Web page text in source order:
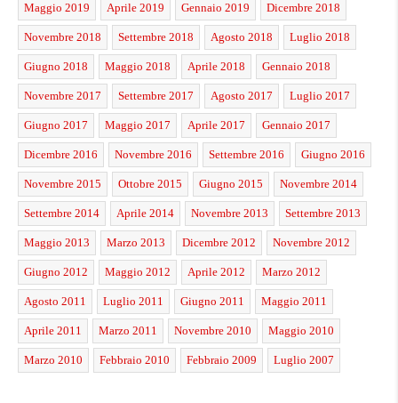
Maggio 2019 Aprile 2019 Gennaio 2019 Dicembre 2018
Novembre 2018 Settembre 2018 Agosto 2018 Luglio 2018
Giugno 2018 Maggio 2018 Aprile 2018 Gennaio 2018
Novembre 2017 Settembre 2017 Agosto 2017 Luglio 2017
Giugno 2017 Maggio 2017 Aprile 2017 Gennaio 2017
Dicembre 2016 Novembre 2016 Settembre 2016 Giugno 2016
Novembre 2015 Ottobre 2015 Giugno 2015 Novembre 2014
Settembre 2014 Aprile 2014 Novembre 2013 Settembre 2013
Maggio 2013 Marzo 2013 Dicembre 2012 Novembre 2012
Giugno 2012 Maggio 2012 Aprile 2012 Marzo 2012
Agosto 2011 Luglio 2011 Giugno 2011 Maggio 2011
Aprile 2011 Marzo 2011 Novembre 2010 Maggio 2010
Marzo 2010 Febbraio 2010 Febbraio 2009 Luglio 2007